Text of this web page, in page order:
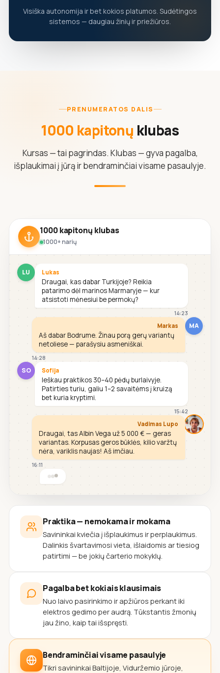
Visiška autonomija ir bet kokios platumos. Sudėtingos
sistemos — daugiau žinių ir priežiūros.
PRENUMERATOS DALIS
1000 kapitonų klubas
Kursas — tai pagrindas. Klubas — gyva pagalba,
išplaukimai į jūrą ir bendraminčiai visame pasaulyje.
1000 kapitonų klubas
1000+ narių
LU Lukas
Draugai, kas dabar Turkijoje? Reikia
patarimo dėl marinos Marmaryje — kur
atsistoti mėnesiui be permokų?
14:23
MA
Markas
Aš dabar Bodrume. Žinau porą gerų variantų
netoliese — parašysiu asmeniškai.
14:28
SO Sofija
Ieškau praktikos 30–40 pėdų burlaivyje.
Patirties turiu, galiu 1–2 savaitėms į kruizą
bet kuria kryptimi.
15:42
Vadimas Lupo
Draugai, tas Albin Vega už 5 000 € — geras
variantas. Korpusas geros būklės, kilio varžtų
nėra, variklis naujas! Aš imčiau.
16:11
Praktika — nemokama ir mokama
Savininkai kviečia į išplaukimus ir perplaukimus.
Dalinkis švartavimosi vieta, išlaidomis ar tiesiog
patirtimi — be jokių čarterio mokyklų.
Pagalba bet kokiais klausimais
Nuo laivo pasirinkimo ir apžiūros perkant iki
elektros gedimo per audrą. Tūkstantis žmonių
jau žino, kaip tai išspręsti.
Bendraminčiai visame pasaulyje
Tikri savininkai Baltijoje, Viduržemio jūroje,